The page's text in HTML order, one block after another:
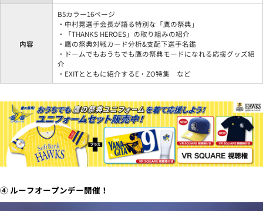
内容
B5カラー16ページ
・中村晃選手会長が語る特別な「鷹の祭典」
・「THANKS HEROES」の取り組みの紹介
・鷹の祭典対戦カード分析&支配下選手名鑑
・ドームでもおうちでも鷹の祭典モードになれる応援グッズ紹
介
・EXITとともに紹介するE・ZO特集 など
④ ルーフオープンデー開催！